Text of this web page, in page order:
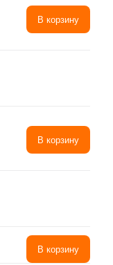
В корзину
В корзину
В корзину